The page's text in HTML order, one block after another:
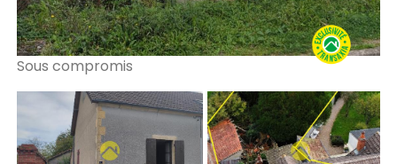
Sous compromis